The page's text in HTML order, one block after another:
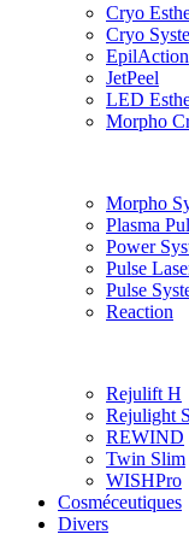
Cryo
Cryo
EpilAction
JetPeel
LED
Morpho
Morpho
Plasma
Power
Pulse
Pulse
Reaction
Rejulift H
Rejulight
REWIND
Twin Slim
WISHPro
Cosméceutiques
Divers